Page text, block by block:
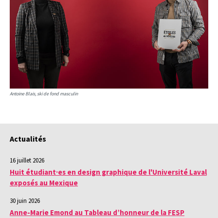
Antoine Blais, ski de fond masculin
Actualités
16 juillet 2026
Huit étudiant·es en design graphique de l'Université Laval
exposés au Mexique
30 juin 2026
Anne-Marie Emond au Tableau d’honneur de la FESP